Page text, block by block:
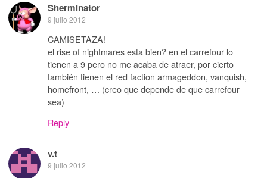
Sherminator
9 julio 2012
CAMISETAZA!
el rise of nightmares esta bien? en el carrefour lo
tienen a 9 pero no me acaba de atraer, por cierto
también tienen el red faction armageddon, vanquish,
homefront, … (creo que depende de que carrefour
sea)
Reply
v.t
9 julio 2012